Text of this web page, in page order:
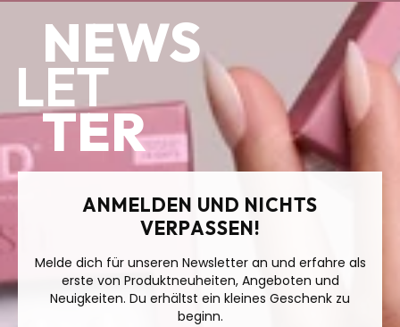
NEWS
LET
TER
ANMELDEN UND NICHTS
VERPASSEN!
Melde dich für unseren Newsletter an und erfahre als
erste von Produktneuheiten, Angeboten und
Neuigkeiten. Du erhältst ein kleines Geschenk zu
beginn.